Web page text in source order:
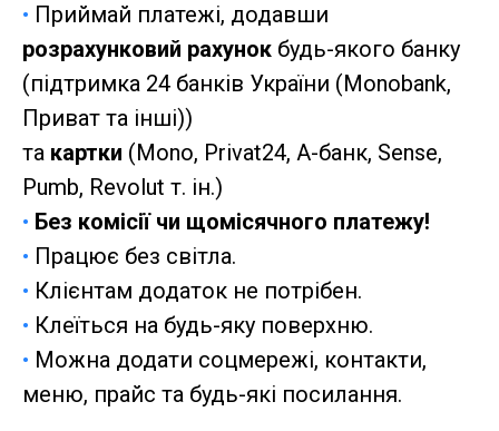
• Приймай платежі, додавши
розрахунковий рахунок будь-якого банку
(підтримка 24 банків України (Monobank,
Приват та інші))
та картки (Mono, Privat24, A-банк, Sense,
Pumb, Revolut т. ін.)
• Без комісії чи щомісячного платежу!
• Працює без світла.
• Клієнтам додаток не потрібен.
• Клеїться на будь-яку поверхню.
• Можна додати соцмережі, контакти,
меню, прайс та будь-які посилання.